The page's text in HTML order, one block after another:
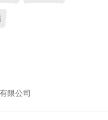
限公司